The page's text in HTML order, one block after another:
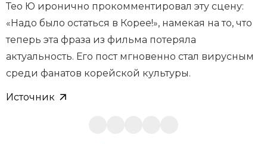
Тео Ю иронично прокомментировал эту сцену:
«Надо было остаться в Корее!», намекая на то, что
теперь эта фраза из фильма потеряла
актуальность. Его пост мгновенно стал вирусным
среди фанатов корейской культуры.
Источник